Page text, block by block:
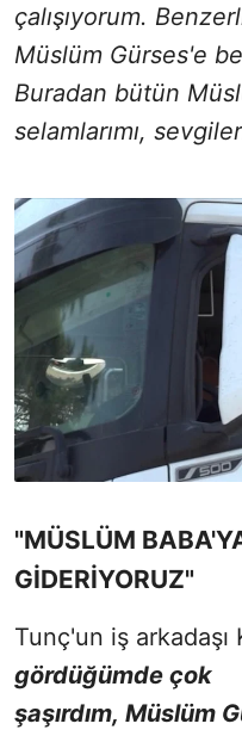
çalışıyorum.
Müslüm Gürses'e
Buradan bütün
selamlarımı,
"MÜSLÜM
GİDERİYORUZ"
Tunç'un iş arkadaşı
gördüğümde çok
şaşırdım, Müslüm